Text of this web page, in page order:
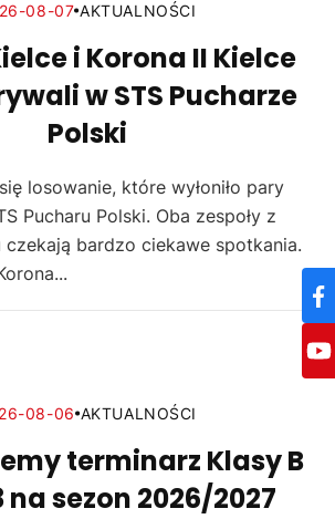
08-07 AKTUALNOŚCI
i Korona II Kielce
w STS Pucharze
Polski
losowanie, które wyłoniło pary
Pucharu Polski. Oba zespoły z
czekają bardzo ciekawe spotkania.
08-06 AKTUALNOŚCI
terminarz Klasy B
na sezon 2026/2027